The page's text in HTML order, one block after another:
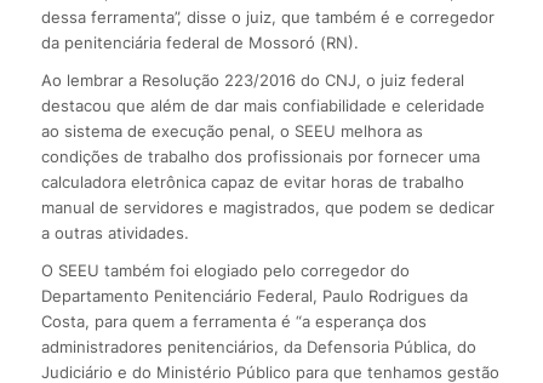
dessa ferramenta”, disse o juiz, que também é e corregedor
da penitenciária federal de Mossoró (RN).
Ao lembrar a Resolução 223/2016 do CNJ, o juiz federal
destacou que além de dar mais confiabilidade e celeridade
ao sistema de execução penal, o SEEU melhora as
condições de trabalho dos profissionais por fornecer uma
calculadora eletrônica capaz de evitar horas de trabalho
manual de servidores e magistrados, que podem se dedicar
a outras atividades.
O SEEU também foi elogiado pelo corregedor do
Departamento Penitenciário Federal, Paulo Rodrigues da
Costa, para quem a ferramenta é “a esperança dos
administradores penitenciários, da Defensoria Pública, do
Judiciário e do Ministério Público para que tenhamos gestão